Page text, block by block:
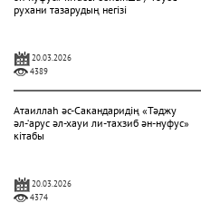
рухани тазарудың негізі
20.03.2026
4389
Атаиллаһ әс-Сакандаридің «Тәджу
әл-‘арус әл-хауи ли-тахзиб ән-нуфус»
кітабы
20.03.2026
4374